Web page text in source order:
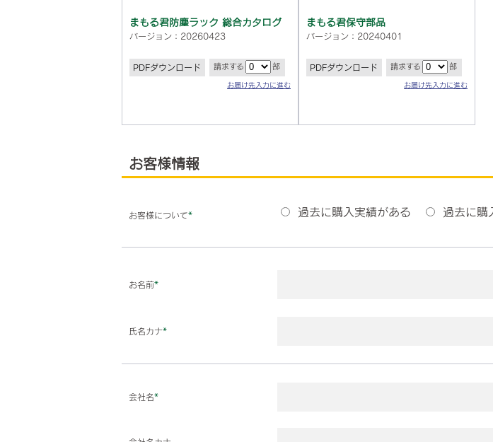
まもる君防塵ラック 総合カタログ
バージョン：20260423
PDFダウンロード 請求する 部
お届け先入力に進む
まもる君保守部品
バージョン：20240401
PDFダウンロード 請求する 部
お届け先入力に進む
お客様情報
お客様について* 過去に購入実績がある 過去に購
お名前*
氏名カナ*
会社名*